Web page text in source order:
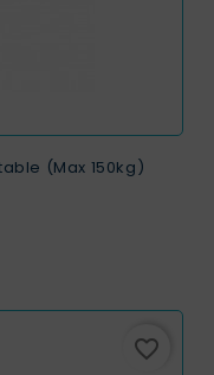
(Max 150kg)
favorite_border